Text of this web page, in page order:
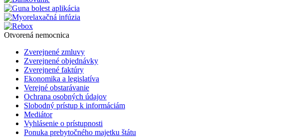
Otvorená nemocnica
Zverejnené zmluvy
Zverejnené objednávky
Zverejnené faktúry
Ekonomika a legislatíva
Verejné obstarávanie
Ochrana osobných údajov
Slobodný prístup k informáciám
Mediátor
Vyhlásenie o prístupnosti
Ponuka prebytočného majetku štátu